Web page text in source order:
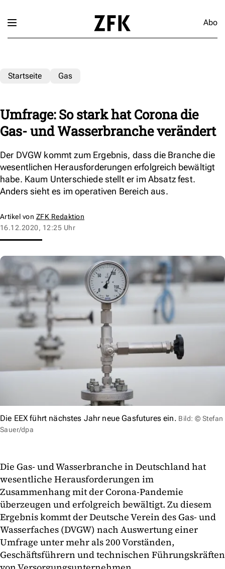
Abo
Startseite Gas
Umfrage: So stark hat Corona die
Gas- und Wasserbranche verändert
Der DVGW kommt zum Ergebnis, dass die Branche die
wesentlichen Herausforderungen erfolgreich bewältigt
habe. Kaum Unterschiede stellt er im Absatz fest.
Anders sieht es im operativen Bereich aus.
Artikel von ZFK Redaktion
16.12.2020, 12:25 Uhr
Die EEX führt nächstes Jahr neue Gasfutures ein. Bild: © Stefan
Sauer/dpa
Die Gas- und Wasserbranche in Deutschland hat
wesentliche Herausforderungen im
Zusammenhang mit der Corona-Pandemie
überzeugen und erfolgreich bewältigt. Zu diesem
Ergebnis kommt der Deutsche Verein des Gas- und
Wasserfaches (DVGW) nach Auswertung einer
Umfrage unter mehr als 200 Vorständen,
Geschäftsführern und technischen Führungskräften